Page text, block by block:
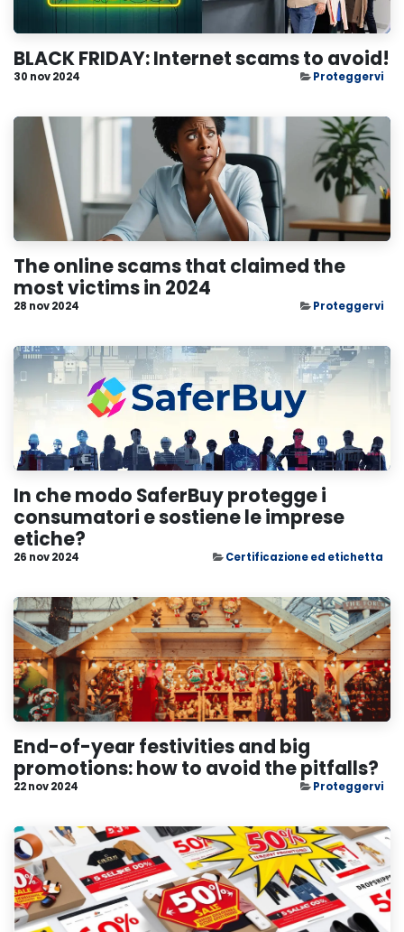
BLACK FRIDAY: Internet scams to avoid!
30 nov 2024 Proteggervi
The online scams that claimed the
most victims in 2024
28 nov 2024 Proteggervi
In che modo SaferBuy protegge i
consumatori e sostiene le imprese
etiche?
26 nov 2024 Certificazione ed etichetta
End-of-year festivities and big
promotions: how to avoid the pitfalls?
22 nov 2024 Proteggervi